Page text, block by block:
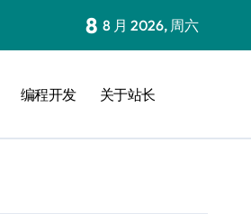
8 8 月 2026, 周六
编程开发 关于站长